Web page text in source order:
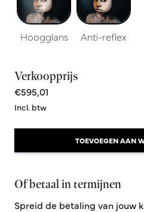
Hoogglans Anti-reflex
Verkoopprijs
€595,01
Incl. btw
TOEVOEGEN AAN
Of betaal in termijnen
Spreid de betaling van jouw